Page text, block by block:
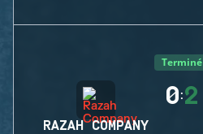
Terminé
RAZAH COMPANY
0:2